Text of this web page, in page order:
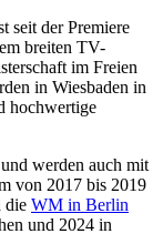
seit der Premiere
breiten TV-
im Freien
in Wiesbaden in
hochwertige
werden auch mit
von 2017 bis 2019
die WM in Berlin
und 2024 in